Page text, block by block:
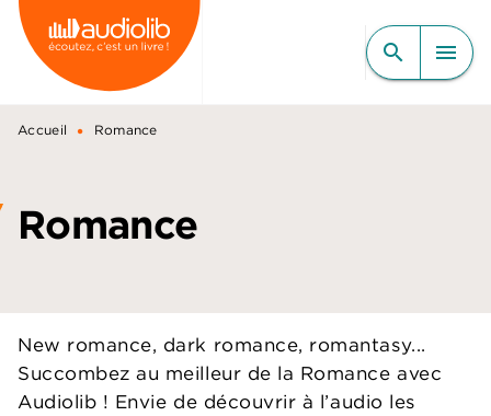
MENU RECHERCHE
CONTENU
PIED DE PAGE
search menu
Accueil • Romance
Romance
New romance, dark romance, romantasy...
Succombez au meilleur de la Romance avec
Audiolib ! Envie de découvrir à l’audio les